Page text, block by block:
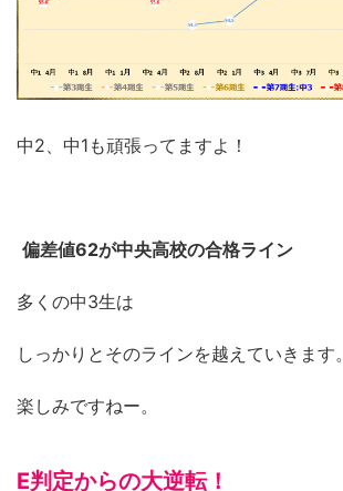
中2、中1も頑張ってますよ！
偏差値62が中央高校の合格ライン
多くの中3生は
しっかりとそのラインを越えていきます。
楽しみですねー。
E判定からの大逆転！